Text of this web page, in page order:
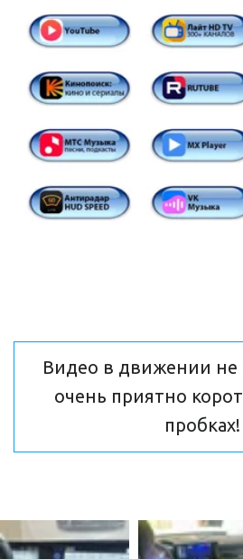
Видео в движении не
очень приятно
пробках!